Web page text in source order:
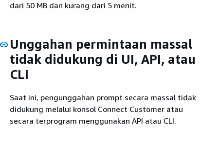
dari 50 MB dan kurang dari 5 menit.
Unggahan permintaan massal
tidak didukung di UI, API, atau
CLI
Saat ini, pengunggahan prompt secara massal tidak
didukung melalui konsol Connect Customer atau
secara terprogram menggunakan API atau CLI.